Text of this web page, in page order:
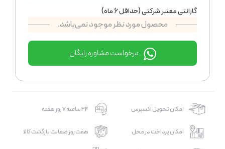
گارانتی معتبر شرکتی (حداقل 6 ماه)
محصول مورد نظر موجود نمی‌باشد.
درخواست مشاوره رایگان
امکان تحویل اکسپرس 24 ساعته 7 روز هفته
امکان پرداخت در محل هفت روز ضمانت بازگشت کالا